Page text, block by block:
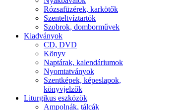
Rózsafüzérek, karkötők
Szenteltvíztartók
Szobrok, domborművek
Kiadványok
CD, DVD
Könyv
Naptárak, kalendáriumok
Nyomtatványok
Szentképek, képeslapok,
könyvjelzők
Liturgikus eszközök
Ampolnák, tálcák